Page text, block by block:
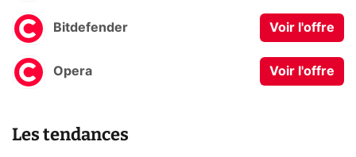
Bitdefender Voir l'offre
Opera Voir l'offre
Les tendances